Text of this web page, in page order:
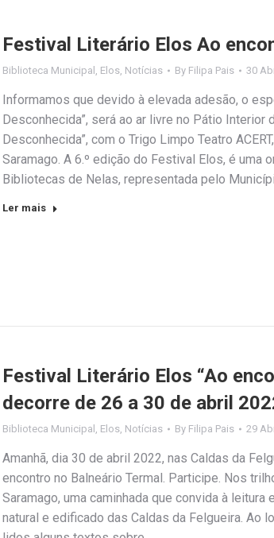
Festival Literário Elos Ao
Biblioteca Municipal , Elos, Notícias By Filipa Pais 30
Informamos que devido à elevada adesão, o
Desconhecida”, será ao ar livre no Pátio Interior
Desconhecida”, com o Trigo Limpo Teatro
Saramago. A 6.º edição do Festival Elos, é uma
Bibliotecas de Nelas, representada pelo
Ler mais
Festival Literário Elos “Ao
decorre de 26 a 30 de abril
Biblioteca Municipal Elos Notícias By Filipa Pais 29
Amanhã, dia 30 de abril 2022, nas Caldas da
encontro no Balneário Termal. Participe. Nos
Saramago, uma caminhada que convida à
natural e edificado das Caldas da Felgueira. Ao